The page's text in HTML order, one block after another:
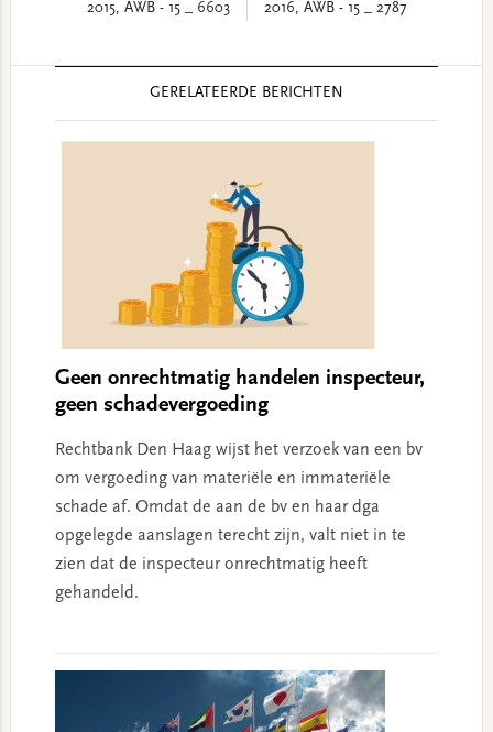
2015, AWB - 15 _ 6603
2016, AWB - 15 _ 2787
GERELATEERDE BERICHTEN
Geen onrechtmatig handelen inspecteur,
geen schadevergoeding
Rechtbank Den Haag wijst het verzoek van een bv
om vergoeding van materiële en immateriële
schade af. Omdat de aan de bv en haar dga
opgelegde aanslagen terecht zijn, valt niet in te
zien dat de inspecteur onrechtmatig heeft
gehandeld.